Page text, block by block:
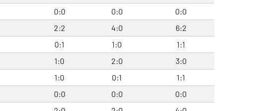
0:0 0:0
0:0
2:2 4:0
6:2
0:1 1:0
1:1
1:0 2:0
3:0
1:0 0:1
1:1
0:0 0:0
0:0